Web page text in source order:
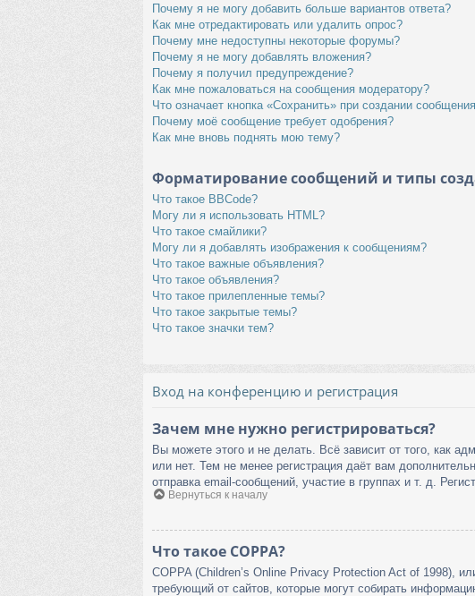
Почему я не могу добавить больше вариантов ответа?
Как мне отредактировать или удалить опрос?
Почему мне недоступны некоторые форумы?
Почему я не могу добавлять вложения?
Почему я получил предупреждение?
Как мне пожаловаться на сообщения модератору?
Что означает кнопка «Сохранить» при создании
Почему моё сообщение требует одобрения?
Как мне вновь поднять мою тему?
Форматирование сообщений и типы
Что такое BBCode?
Могу ли я использовать HTML?
Что такое смайлики?
Могу ли я добавлять изображения к сообщениям?
Что такое важные объявления?
Что такое объявления?
Что такое прилепленные темы?
Что такое закрытые темы?
Что такое значки тем?
Вход на конференцию и регистрация
Зачем мне нужно регистрироваться?
Вы можете этого и не делать. Всё зависит от того, как
или нет. Тем не менее регистрация даёт вам
отправка email-сообщений, участие в группах и т. д.
Вернуться к началу
Что такое COPPA?
COPPA (Children’s Online Privacy Protection Act of 1998),
требующий от сайтов, которые могут собирать